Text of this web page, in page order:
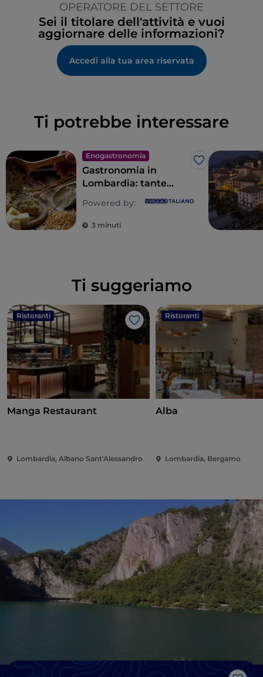
OPERATORE DEL SETTORE
Sei il titolare dell'attività e vuoi
aggiornare delle informazioni?
Accedi alla tua area riservata
Ti potrebbe interessare
Enogastronomia
Like
Gastronomia in
Lombardia: tante
anime per un tripudio
di sapori
Powered by:
3 minuti
Ti suggeriamo
Ristoranti
Like
Manga Restaurant
Lombardia, Albano Sant'Alessandro
Ristoranti
Alba
Lombardia, Bergamo